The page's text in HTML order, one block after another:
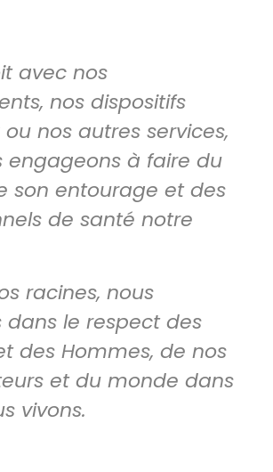
avec nos
nos dispositifs
nos autres services,
engageons à faire du
son entourage et des
de santé notre
racines, nous
dans le respect des
des Hommes, de nos
et du monde dans
vivons.